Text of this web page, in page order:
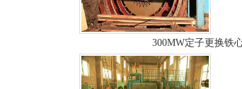
300MW定子更换铁